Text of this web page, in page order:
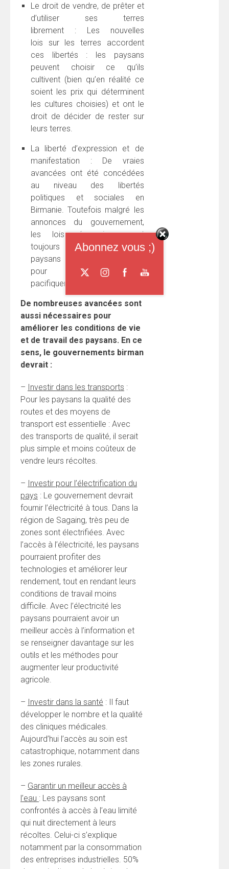
Le droit de vendre, de prêter et
d’utiliser ses terres
librement : Les nouvelles
lois sur les terres accordent
ces libertés : les paysans
peuvent choisir ce qu’ils
cultivent (bien qu’en réalité ce
soient les prix qui déterminent
les cultures choisies) et ont le
droit de décider de rester sur
leurs terres.
La liberté d’expression et de
manifestation : De vraies
avancées ont été concédées
au niveau des libertés
politiques et sociales en
Birmanie. Toutefois malgré les
annonces du gouvernement,
les lois répressives sont
toujours en place et 200
paysans attendent leur procès
pour avoir réclamé
pacifiquement leur terre.
De nombreuses avancées sont
aussi nécessaires pour
améliorer les conditions de vie
et de travail des paysans. En ce
sens, le gouvernements birman
devrait :
– Investir dans les transports :
Pour les paysans la qualité des
routes et des moyens de
transport est essentielle : Avec
des transports de qualité, il serait
plus simple et moins coûteux de
vendre leurs récoltes.
– Investir pour l’électrification du
pays : Le gouvernement devrait
fournir l’électricité à tous. Dans la
région de Sagaing, très peu de
zones sont électrifiées. Avec
l’accès à l’électricité, les paysans
pourraient profiter des
technologies et améliorer leur
rendement, tout en rendant leurs
conditions de travail moins
difficile. Avec l’électricité les
paysans pourraient avoir un
meilleur accès à l’information et
se renseigner davantage sur les
outils et les méthodes pour
augmenter leur productivité
agricole.
– Investir dans la santé : Il faut
développer le nombre et la qualité
des cliniques médicales.
Aujourd’hui l’accès au soin est
catastrophique, notamment dans
les zones rurales.
– Garantir un meilleur accès à
l’eau : Les paysans sont
confrontés à accès à l’eau limité
qui nuit directement à leurs
récoltes. Celui-ci s’explique
notamment par la consommation
des entreprises industrielles. 50%
Abonnez vous ;)